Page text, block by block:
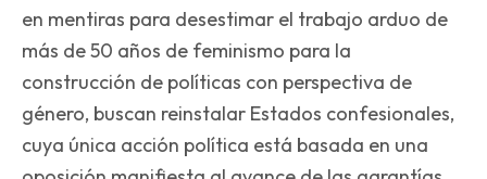
en mentiras para desestimar el trabajo arduo de
más de 50 años de feminismo para la
construcción de políticas con perspectiva de
género, buscan reinstalar Estados confesionales,
cuya única acción política está basada en una